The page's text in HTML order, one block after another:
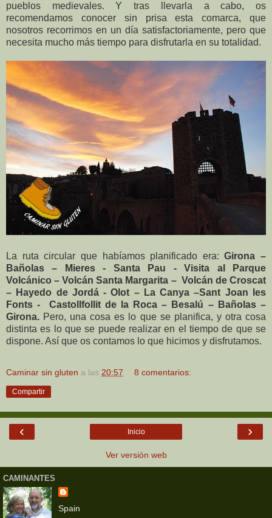
pueblos medievales. Y tras llevarla a cabo, os
recomendamos conocer sin prisa esta comarca, que
nosotros recorrimos en un día satisfactoriamente, pero que
necesita mucho más tiempo para disfrutarla en su totalidad.
La ruta circular que habíamos planificado era:Girona –
Bañolas – Mieres - Santa Pau - Visita al Parque
Volcánico – Volcán Santa Margarita – Volcán de Croscat
– Hayedo de Jordá - Olot – La Canya –Sant Joan les
Fonts - Castollfollit de la Roca – Besalú – Bañolas –
Girona. Pero, una cosa es lo que se planifica, y otra cosa
distinta es lo que se puede realizar en el tiempo de que se
dispone. Así que os contamos lo que hicimos y disfrutamos.
Caminar sin gluten a las 20:57 8 comentarios:
Compartir
‹ ›
Inicio
Ver versión web
CAMINANTES
Spain